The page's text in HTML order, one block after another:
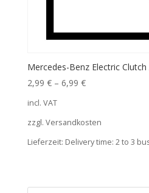
Mercedes-Benz Electric
2,99 €– 6,99 €
incl. VAT
zzgl. Versandkosten
Lieferzeit: Delivery time: 2 to 3